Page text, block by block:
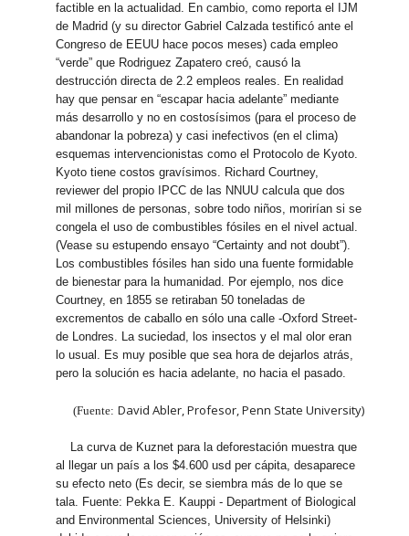
factible en la actualidad. En cambio, como reporta el IJM
de Madrid (y su director Gabriel Calzada testificó ante el
Congreso de EEUU hace pocos meses) cada empleo
“verde” que Rodriguez Zapatero creó, causó la
destrucción directa de 2.2 empleos reales. En realidad
hay que pensar en “escapar hacia adelante” mediante
más desarrollo y no en costosísimos (para el proceso de
abandonar la pobreza) y casi inefectivos (en el clima)
esquemas intervencionistas como el Protocolo de Kyoto.
Kyoto tiene costos gravísimos. Richard Courtney,
reviewer del propio IPCC de las NNUU calcula que dos
mil millones de personas, sobre todo niños, morirían si se
congela el uso de combustibles fósiles en el nivel actual.
(Vease su estupendo ensayo “Certainty and not doubt”).
Los combustibles fósiles han sido una fuente formidable
de bienestar para la humanidad. Por ejemplo, nos dice
Courtney, en 1855 se retiraban 50 toneladas de
excrementos de caballo en sólo una calle -Oxford Street-
de Londres. La suciedad, los insectos y el mal olor eran
lo usual. Es muy posible que sea hora de dejarlos atrás,
pero la solución es hacia adelante, no hacia el pasado.
(Fuente: David Abler, Profesor, Penn State University)
La curva de Kuznet para la deforestación muestra que
al llegar un país a los $4.600 usd per cápita, desaparece
su efecto neto (Es decir, se siembra más de lo que se
tala. Fuente: Pekka E. Kauppi - Department of Biological
and Environmental Sciences, University of Helsinki)